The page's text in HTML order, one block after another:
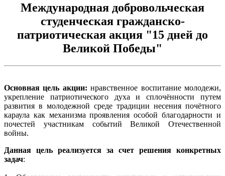
Международная добровольческая
студенческая гражданско-
патриотическая акция "15 дней до
Великой Победы"
Основная цель акции: нравственное воспитание молодежи,
укрепление патриотического духа и сплочённости путем
развития в молодежной среде традиции несения почётного
караула как механизма проявления особой благодарности и
почестей участникам событий Великой Отечественной
войны.
Данная цель реализуется за счет решения конкретных
задач: